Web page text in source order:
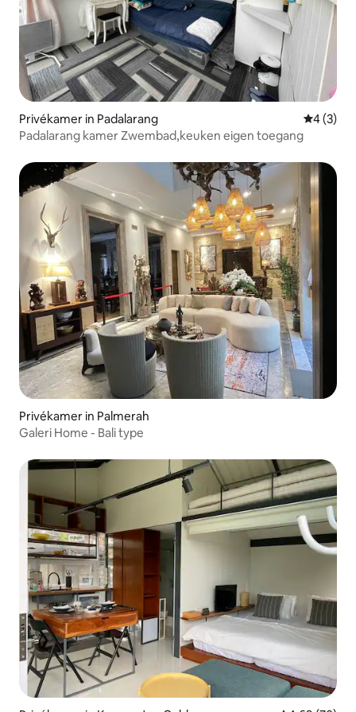
Privékamer in Padalarang
4 (3)
Padalarang kamer Zwembad,keuken eigen toegang
Privékamer in Palmerah
Galeri Home - Bali type